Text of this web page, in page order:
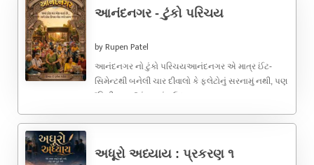
આનંદનગર - ટુંકો પરિચય
by Rupen Patel
આનંદનગર નો ટુંકો પરિચયઆનંદનગર એ માત્ર ઈંટ-
સિમેન્ટથી બનેલી ચાર દીવાલો કે ફ્લેટોનું સરનામું નથી, પણ
“મિની ભારત”નું જ્વલંત ઉદાહરણ ...
અધૂરો અધ્યાય : પ્રકરણ ૧